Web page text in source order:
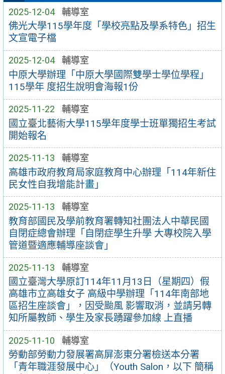
2025-12-04 輔導室
佛光大學115學年度「學校亮點及學系特色」招生
文宣電子檔
2025-12-04 輔導室
中原大學辦理「中原大學國際雙學士學位學程」
115學年 度招生說明會海報1份
2025-11-22 輔導室
國立臺北藝術大學115學年度學士班單獨招生考試
開始報名
2025-11-13 輔導室
高雄市政府教育局家庭教育中心辦理「114年新住
民女性自我增能計畫」
2025-11-13 輔導室
教育部國民及學前教育署轉知社團法人中華民國
自閉症總會辦理「自閉症學生升學 大專校院入學
管道暨適應輔導座談會」
2025-11-13 輔導室
國立臺灣大學原訂114年11月13日（星期四）假
高雄市立高雄女子 高級中學辦理「114年南部地
區招生座談會」，因受颱風 影響取消，並請另轉
知所屬教師、學生及家長踴躍參加線 上直播
2025-11-10 輔導室
勞動部勞動力發展署高屏澎東分署檢送本分署
「青年職涯發展中心」（Youth Salon，以下 簡稱